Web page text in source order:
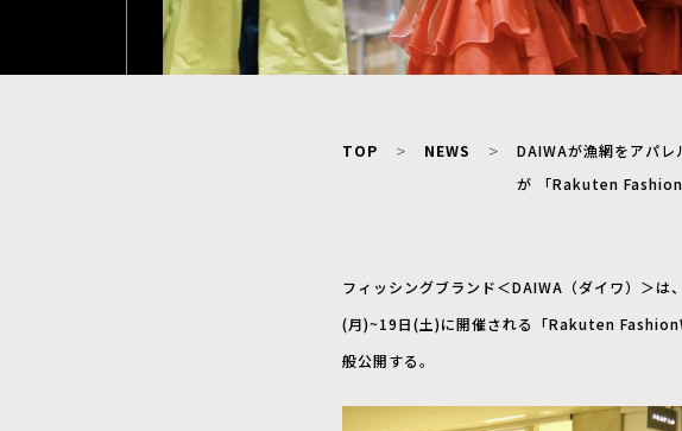
TOP NEWS
DAIWAが漁網をアパレ
が 「Rakuten Fashion
フィッシングブランド＜DAIWA（ダイワ）＞
(月)~19日(土)に開催される「Rakuten
般公開する。